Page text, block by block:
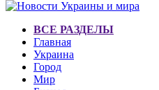
ВСЕ РАЗДЕЛЫ
Главная
Украина
Город
Мир